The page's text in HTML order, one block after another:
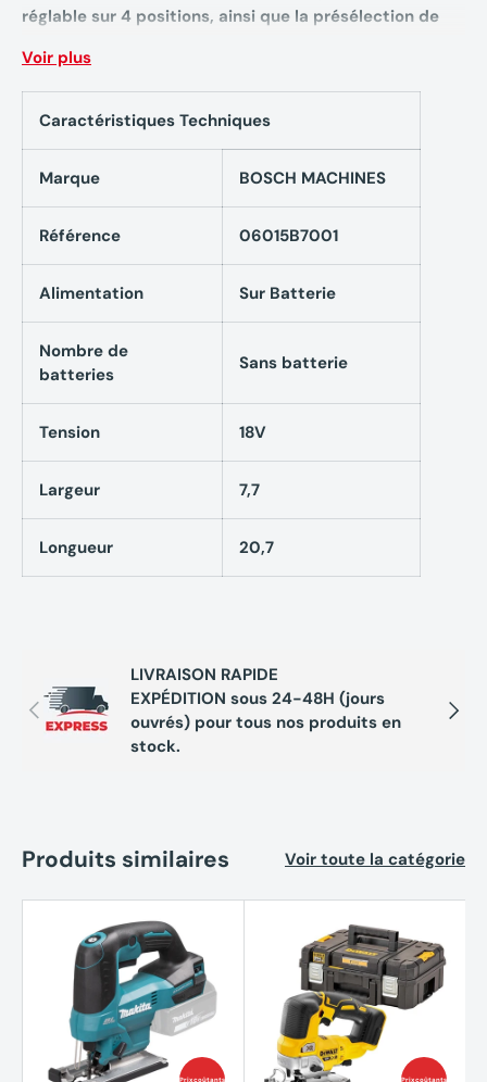
réglable sur 4 positions, ainsi que la présélection de
maximale pour s'adapter à chaque matériau.
Compacte, légère et puissante, elle répond aux
exigences des professionnels du bois, de l’agencement
Caractéristiques techniques
Scie sauteuse 95mm 18V
BOSCH GST 18V-95 B solo
Poignée champignon carton
Tension : 18 V
Couleur : Multicouleur
Matériau : Bi-matière
Alimentation : Sans fil
Mouvement pendulaire : Réglable sur 4 positions
Contrôle de vitesse : Molette + gâchette à variation
Voir plus
Caractéristiques Techniques
Marque BOSCH MACHINES
Référence 06015B7001
Alimentation Sur Batterie
Nombre de
batteries
Sans batterie
Tension 18V
Largeur 7,7
Longueur 20,7
Précédent
LIVRAISON RAPIDE
EXPÉDITION sous 24-48H (jours
ouvrés) pour tous nos produits en
stock.
Produits similaires Voir toute la catégorie
Prix coûtants Prix coûtants